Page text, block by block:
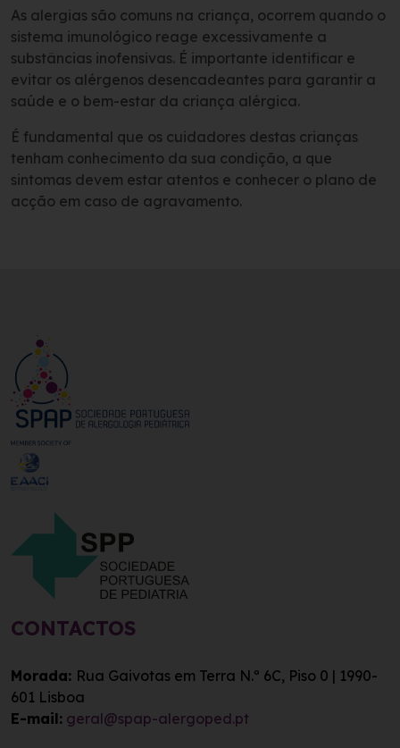
As alergias são comuns na criança, ocorrem quando o
sistema imunológico reage excessivamente a
substâncias inofensivas. É importante identificar e
evitar os alérgenos desencadeantes para garantir a
saúde e o bem-estar da criança alérgica.
É fundamental que os cuidadores destas crianças
tenham conhecimento da sua condição, a que
sintomas devem estar atentos e conhecer o plano de
acção em caso de agravamento.
CONTACTOS
Morada: Rua Gaivotas em Terra N.º 6C, Piso 0 | 1990-
601 Lisboa
E-mail: geral@spap-alergoped.pt